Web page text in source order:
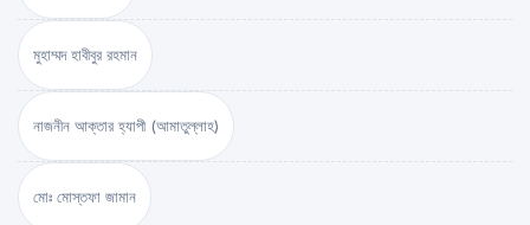
মুহাম্মদ হাবীবুর রহমান
নাজনীন আক্তার হ্যাপী (আমাতুল্লাহ)
মোঃ মোস্তফা জামান